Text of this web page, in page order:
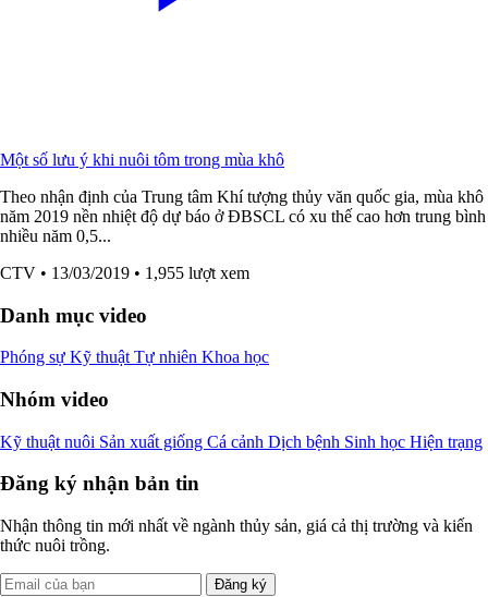
Một số lưu ý khi nuôi tôm trong mùa khô
Theo nhận định của Trung tâm Khí tượng thủy văn quốc gia, mùa khô
năm 2019 nền nhiệt độ dự báo ở ĐBSCL có xu thế cao hơn trung bình
nhiều năm 0,5...
CTV • 13/03/2019 • 1,955 lượt xem
Danh mục video
Phóng sự Kỹ thuật Tự nhiên Khoa học
Nhóm video
Kỹ thuật nuôi Sản xuất giống Cá cảnh Dịch bệnh Sinh học Hiện trạng
Đăng ký nhận bản tin
Nhận thông tin mới nhất về ngành thủy sản, giá cả thị trường và kiến
thức nuôi trồng.
Đăng ký